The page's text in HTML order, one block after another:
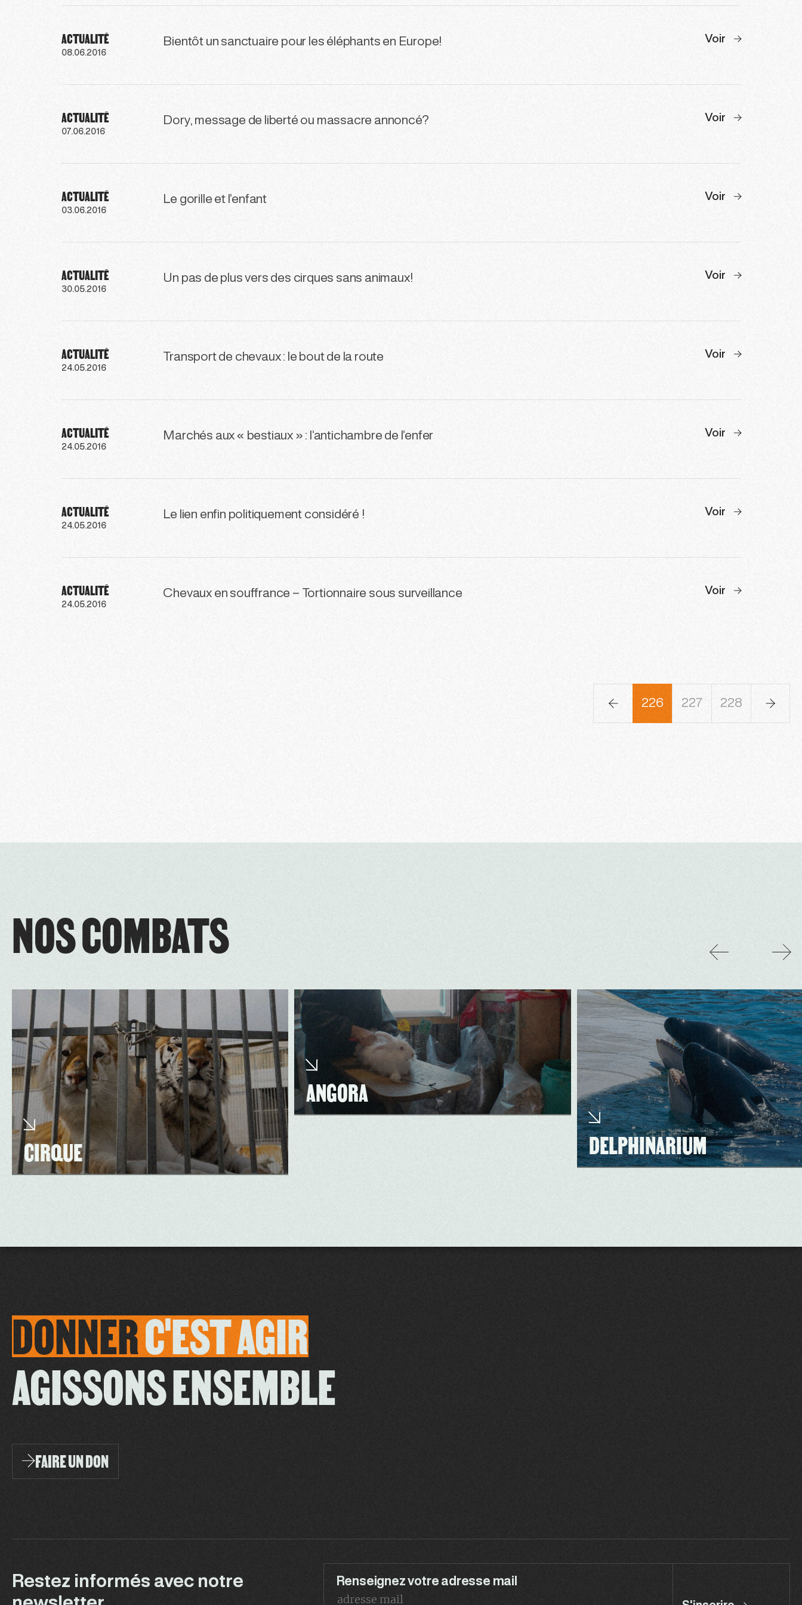
ACTUALITÉ
08.06.2016
Bientôt un sanctuaire pour les éléphants en Europe! Voir
ACTUALITÉ
07.06.2016
Dory, message de liberté ou massacre annoncé? Voir
ACTUALITÉ
03.06.2016
Le gorille et l’enfant Voir
ACTUALITÉ
30.05.2016
Un pas de plus vers des cirques sans animaux! Voir
ACTUALITÉ
24.05.2016
Transport de chevaux : le bout de la route Voir
ACTUALITÉ
24.05.2016
Marchés aux « bestiaux » : l’antichambre de l’enfer Voir
ACTUALITÉ
24.05.2016
Le lien enfin politiquement considéré ! Voir
ACTUALITÉ
24.05.2016
Chevaux en souffrance – Tortionnaire sous surveillance Voir
225 226 227 228 229
NOS COMBATS
CIRQUE
ANGORA
DELPHINARIUM
DONNERC'ESTAGIR
AGISSONS ENSEMBLE
FAIRE UN DON
Restez informés avec notre
Renseignez votre adresse mail